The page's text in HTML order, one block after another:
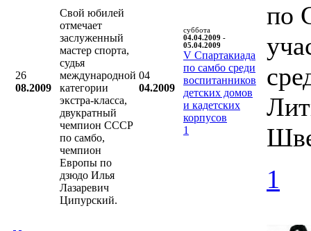
26
08.2009
Свой юбилей
отмечает
заслуженный
мастер спорта,
судья
международной
категории
экстра-класса,
двукратный
чемпион СССР
по самбо,
чемпион
Европы по
дзюдо Илья
Лазаревич
Ципурский.
04
04.2009
суббота
04.04.2009 -
05.04.2009
V Cпартакиада
по самбо среди
воспитанников
детских домов
и кадетских
корпусов
1
по
1